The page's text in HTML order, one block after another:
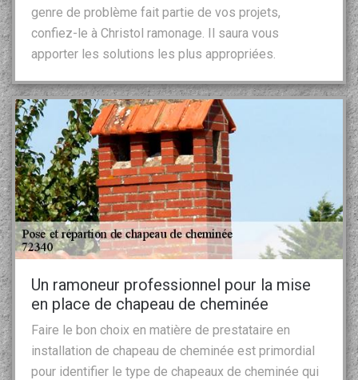
genre de problème fait partie de vos projets,
confiez-le à Christol ramonage. Il saura vous
apporter les solutions les plus appropriées.
Un ramoneur professionnel pour la mise
en place de chapeau de cheminée
Faire le bon choix en matière de prestataire en
installation de chapeau de cheminée est primordial
pour identifier le type de chapeaux de cheminée qui